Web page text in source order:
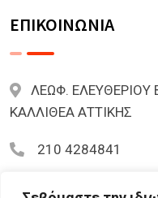
ΕΠΙΚΟΙΝΩΝΙΑ
ΛΕΩΦ. ΕΛΕΥΘΕΡΙΟΥ
ΚΑΛΛΙΘΕΑ ΑΤΤΙΚΗΣ
210 4284841